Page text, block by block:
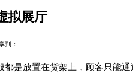
拟展厅
：
都是放置在货架上，顾客只